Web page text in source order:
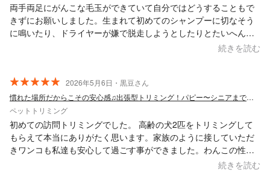
両手両足にがんこな毛玉ができていて自分ではどうすることもで
きずにお願いしました。生まれて初めてのシャンプーに切なそう
に鳴いたり、ドライヤーが嫌で脱走しようとしたりとたいへんだ
ったろうと思うのに、終始優しい声で話しかけてくれて最後には
定期的にやってもらうのは大切ですね。これからもお願いしたい
と思います。ありがとうございました！
続きを読む
2026年5月6日・黒豆さん
慣れた場所だからこその安心感♫出張型トリミング！パピー〜シニアまで対応可◎
ペットトリミング
初めての訪問トリミングでした。 高齢の犬2匹をトリミングして
もらえて本当にありがたく思います。家族のように接していただ
きワンコも私達も安心して過ごす事ができました。わんこの性格
によって順番を変えたり声掛けを常にしていてわんこ達も安心感
続きを読む